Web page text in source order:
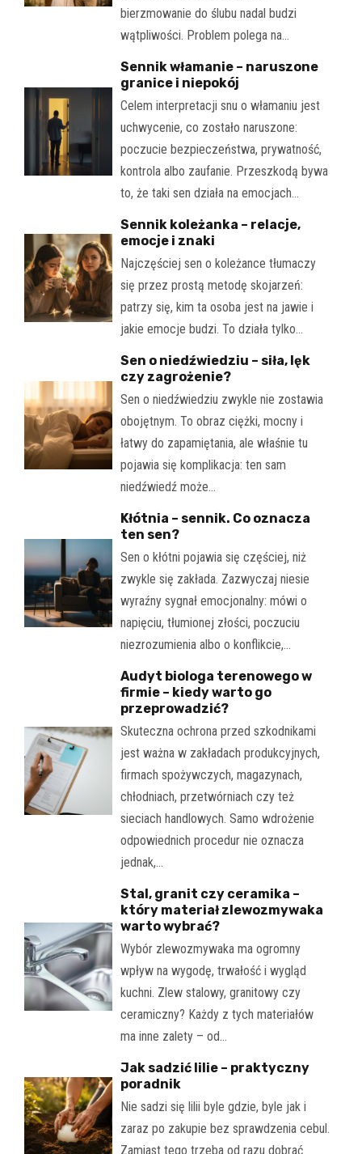
bierzmowanie do ślubu nadal budzi
wątpliwości. Problem polega na…
Sennik włamanie – naruszone
granice i niepokój
Celem interpretacji snu o włamaniu jest
uchwycenie, co zostało naruszone:
poczucie bezpieczeństwa, prywatność,
kontrola albo zaufanie. Przeszkodą bywa
to, że taki sen działa na emocjach…
Sennik koleżanka – relacje,
emocje i znaki
Najczęściej sen o koleżance tłumaczy
się przez prostą metodę skojarzeń:
patrzy się, kim ta osoba jest na jawie i
jakie emocje budzi. To działa tylko…
Sen o niedźwiedziu – siła, lęk
czy zagrożenie?
Sen o niedźwiedziu zwykle nie zostawia
obojętnym. To obraz ciężki, mocny i
łatwy do zapamiętania, ale właśnie tu
pojawia się komplikacja: ten sam
niedźwiedź może…
Kłótnia – sennik. Co oznacza
ten sen?
Sen o kłótni pojawia się częściej, niż
zwykle się zakłada. Zazwyczaj niesie
wyraźny sygnał emocjonalny: mówi o
napięciu, tłumionej złości, poczuciu
niezrozumienia albo o konflikcie,…
Audyt biologa terenowego w
firmie – kiedy warto go
przeprowadzić?
Skuteczna ochrona przed szkodnikami
jest ważna w zakładach produkcyjnych,
firmach spożywczych, magazynach,
chłodniach, przetwórniach czy też
sieciach handlowych. Samo wdrożenie
odpowiednich procedur nie oznacza
jednak,…
Stal, granit czy ceramika –
który materiał zlewozmywaka
warto wybrać?
Wybór zlewozmywaka ma ogromny
wpływ na wygodę, trwałość i wygląd
kuchni. Zlew stalowy, granitowy czy
ceramiczny? Każdy z tych materiałów
ma inne zalety – od…
Jak sadzić lilie – praktyczny
poradnik
Nie sadzi się lilii byle gdzie, byle jak i
zaraz po zakupie bez sprawdzenia cebul.
Zamiast tego trzeba od razu dobrać